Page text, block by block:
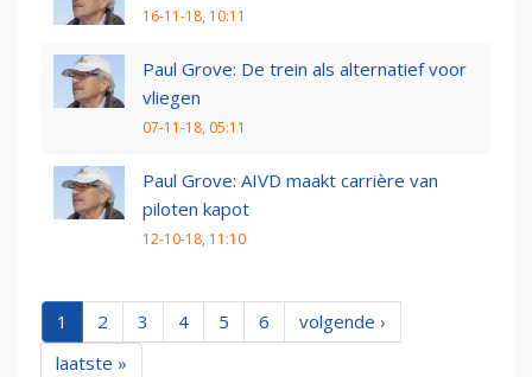
16-11-18, 10:11
Paul Grove: De trein als alternatief voor
vliegen
07-11-18, 05:11
Paul Grove: AIVD maakt carrière van
piloten kapot
12-10-18, 11:10
1 2 3 4 5 6
volgende ›
laatste »